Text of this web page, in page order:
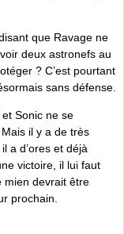
que Ravage ne
deux astronefs au
? C’est pourtant
sans défense.
Sonic ne se
il y a de très
a d’ores et déjà
victoire, il lui faut
mien devrait être
prochain.